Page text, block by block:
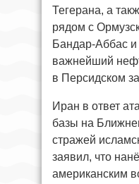
Тегерана, а
рядом с
Бандар-Аббас
важнейший
в Персидском
Иран в ответ
базы на
стражей
заявил, что
американским